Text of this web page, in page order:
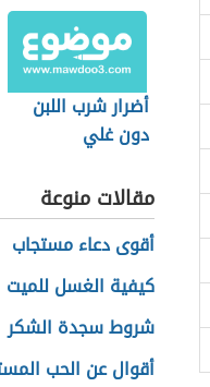
أضرار شرب اللبن
دون غلي
مقالات منوعة
أقوى دعاء مستجاب
كيفية الغسل للميت
شروط سجدة الشكر
أقوال عن الحب